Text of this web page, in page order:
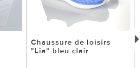
Chaussure de loisirs
"Lia" bleu clair